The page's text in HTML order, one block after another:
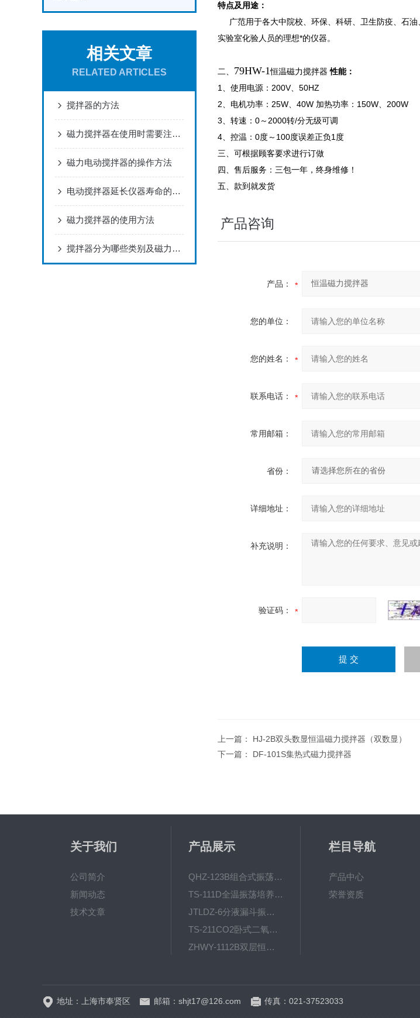
相关文章
RELATED ARTICLES
搅拌器的方法
磁力搅拌器在使用时需要注意什么？
磁力电动搅拌器的操作方法
电动搅拌器延长仪器寿命的方法
磁力搅拌器的使用方法
搅拌器分为哪些类别及磁力搅拌器的使用注意事项
特点及用途：
广范用于各大中院校、环保、科研、卫生防疫、石油
实验室化验人员的理想*的仪器。
二、 79HW-1恒温磁力搅拌器性能：
1、使用电源：200V、50HZ
2、电机功率：25W、40W 加热功率：150W、200W
3、转速：0～2000转/分无级可调
4、控温：0度～100度误差正负1度
三、 可根据顾客要求进行订做
四、售后服务：三包一年，终身维修！
五、款到就发货
产品咨询
产品：
您的单位：
您的姓名：
联系电话：
常用邮箱：
省份：
详细地址：
补充说明：
验证码：
上一篇： HJ-2B双头数显恒温磁力搅拌器（双数显）
下一篇： DF-101S集热式磁力搅拌器
关于我们
公司简介
新闻动态
技术文章
产品展示
QHZ-123B组合式振荡培养箱
TS-111D全温振荡培养摇床
JTLDZ-6分液漏斗振荡器
TS-211CO2卧式二氧化碳光照恒温摇床
ZHWY-1112B双层恒温培养摇床
栏目导航
产品中心
荣誉资质
地址：上海市奉贤区 邮箱：shjt17@126.com 传真：021-37523033